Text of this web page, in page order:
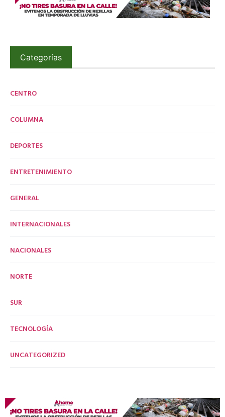
Categorías
CENTRO
COLUMNA
DEPORTES
ENTRETENIMIENTO
GENERAL
INTERNACIONALES
NACIONALES
NORTE
SUR
TECNOLOGÍA
UNCATEGORIZED